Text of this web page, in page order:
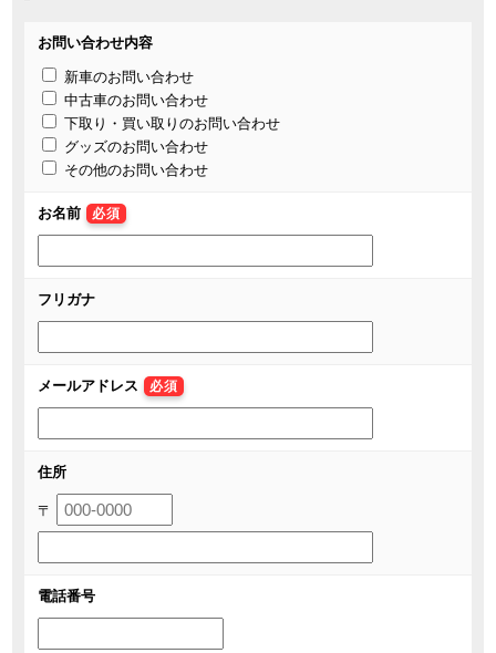
お問い合わせ内容
新車のお問い合わせ
中古車のお問い合わせ
下取り・買い取りのお問い合わせ
グッズのお問い合わせ
その他のお問い合わせ
お名前 必須
フリガナ
メールアドレス 必須
住所
〒
電話番号